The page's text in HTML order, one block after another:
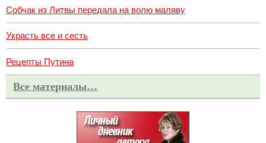
Собчак из Литвы передала на волю маляву
Украсть все и сесть
Рецепты Путина
Все материалы…